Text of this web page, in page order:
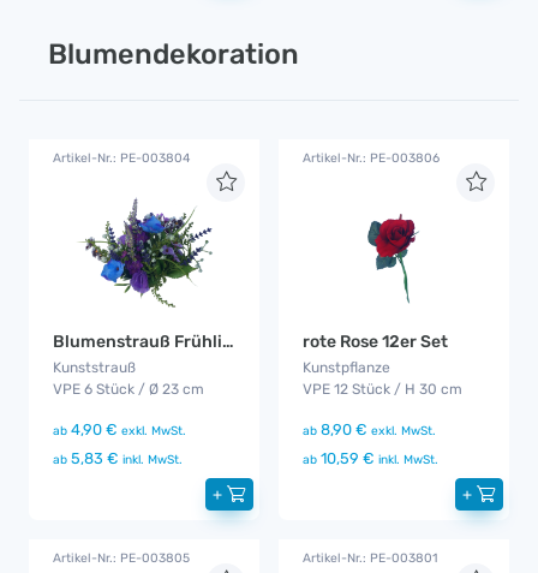
Blumendekoration
Artikel-Nr.: PE-003804
Blumenstrauß Frühling / Sommer 6er Set
Kunststrauß
VPE 6 Stück / Ø 23 cm
ab 4,90 € exkl. MwSt.
ab 5,83 € inkl. MwSt.
+
Artikel-Nr.: PE-003806
rote Rose 12er Set
Kunstpflanze
VPE 12 Stück / H 30 cm
ab 8,90 € exkl. MwSt.
ab 10,59 € inkl. MwSt.
+
Artikel-Nr.: PE-003805 Artikel-Nr.: PE-003801